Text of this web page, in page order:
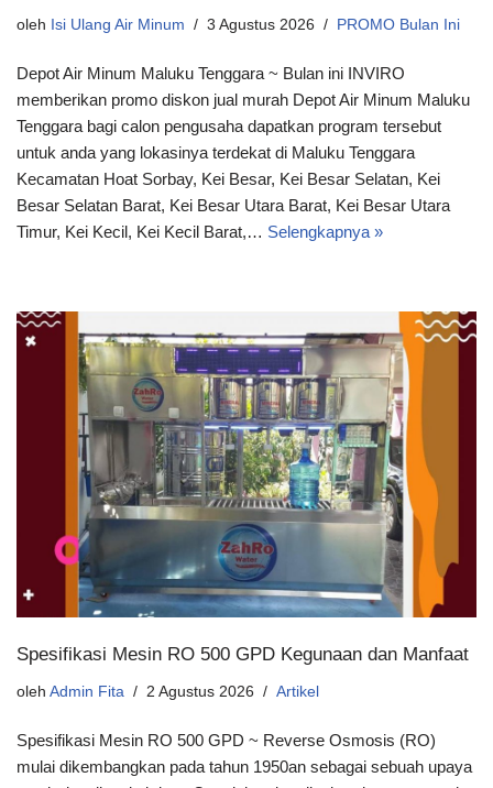
oleh Isi Ulang Air Minum 3 Agustus 2026 PROMO Bulan Ini
Depot Air Minum Maluku Tenggara ~ Bulan ini INVIRO
memberikan promo diskon jual murah Depot Air Minum Maluku
Tenggara bagi calon pengusaha dapatkan program tersebut
untuk anda yang lokasinya terdekat di Maluku Tenggara
Kecamatan Hoat Sorbay, Kei Besar, Kei Besar Selatan, Kei
Besar Selatan Barat, Kei Besar Utara Barat, Kei Besar Utara
Timur, Kei Kecil, Kei Kecil Barat,… Selengkapnya »
Spesifikasi Mesin RO 500 GPD Kegunaan dan Manfaat
oleh Admin Fita 2 Agustus 2026 Artikel
Spesifikasi Mesin RO 500 GPD ~ Reverse Osmosis (RO)
mulai dikembangkan pada tahun 1950an sebagai sebuah upaya